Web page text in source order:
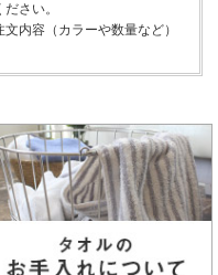
さい。
内容（カラーや数量など）